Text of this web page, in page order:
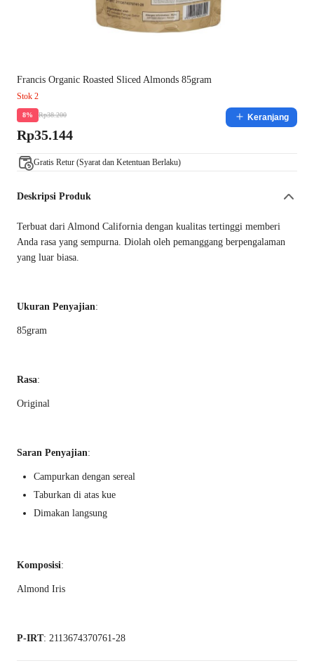
Francis Organic Roasted Sliced Almonds 85gram
Stok 2
8% Rp38.200
Rp35.144
Keranjang
Gratis Retur (Syarat dan Ketentuan Berlaku)
Deskripsi Produk
Terbuat dari Almond California dengan kualitas tertinggi memberi
Anda rasa yang sempurna. Diolah oleh pemanggang berpengalaman
yang luar biasa.
Ukuran Penyajian:
85gram
Rasa:
Original
Saran Penyajian:
Campurkan dengan sereal
Taburkan di atas kue
Dimakan langsung
Komposisi:
Almond Iris
P-IRT: 2113674370761-28